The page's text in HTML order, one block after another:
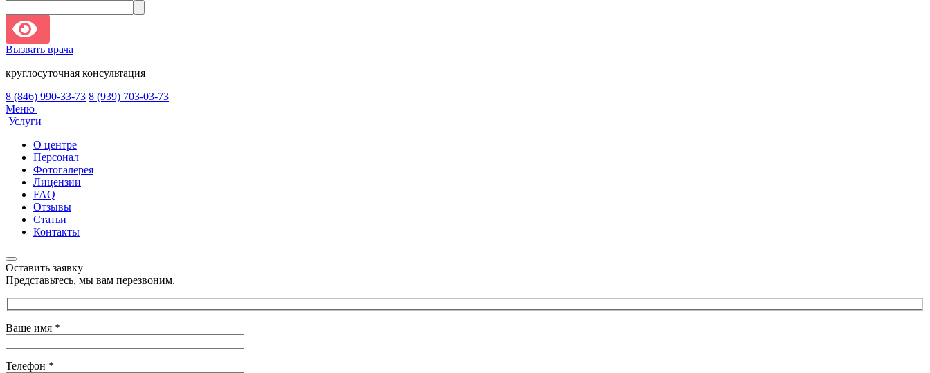
Вызвать врача
круглосуточная консультация
8 (846) 990-33-73 8 (939) 703-03-73
Меню
Услуги
О центре
Персонал
Фотогалерея
Лицензии
FAQ
Отзывы
Статьи
Контакты
Оставить заявку
Представьтесь, мы вам перезвоним.
Ваше имя *
Телефон *